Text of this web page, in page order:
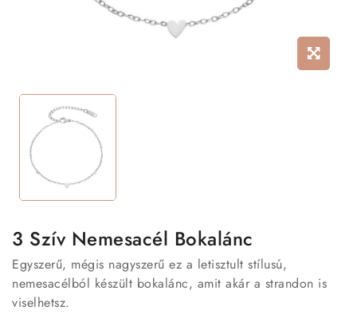
3 Szív Nemesacél Bokalánc
Egyszerű, mégis nagyszerű ez a letisztult stílusú,
nemesacélból készült bokalánc, amit akár a strandon is
viselhetsz.